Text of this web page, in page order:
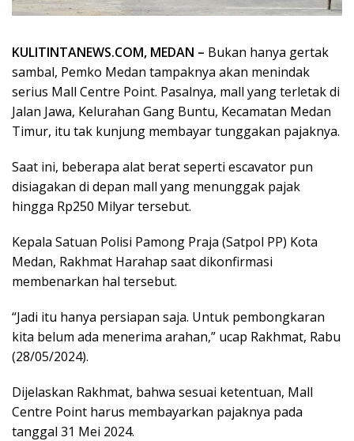
KULITINTANEWS.COM, MEDAN – Bukan hanya gertak
sambal, Pemko Medan tampaknya akan menindak
serius Mall Centre Point. Pasalnya, mall yang terletak di
Jalan Jawa, Kelurahan Gang Buntu, Kecamatan Medan
Timur, itu tak kunjung membayar tunggakan pajaknya.
Saat ini, beberapa alat berat seperti escavator pun
disiagakan di depan mall yang menunggak pajak
hingga Rp250 Milyar tersebut.
Kepala Satuan Polisi Pamong Praja (Satpol PP) Kota
Medan, Rakhmat Harahap saat dikonfirmasi
membenarkan hal tersebut.
“Jadi itu hanya persiapan saja. Untuk pembongkaran
kita belum ada menerima arahan,” ucap Rakhmat, Rabu
(28/05/2024).
Dijelaskan Rakhmat, bahwa sesuai ketentuan, Mall
Centre Point harus membayarkan pajaknya pada
tanggal 31 Mei 2024.